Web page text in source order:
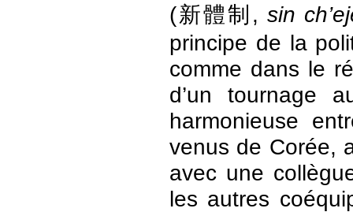
(新體制, sin
principe de la
comme dans le
d’un tournage
harmonieuse
venus de Corée,
avec une
les autres